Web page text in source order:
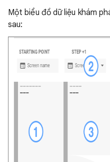
Một biểu đồ dữ liệu khám
sau: